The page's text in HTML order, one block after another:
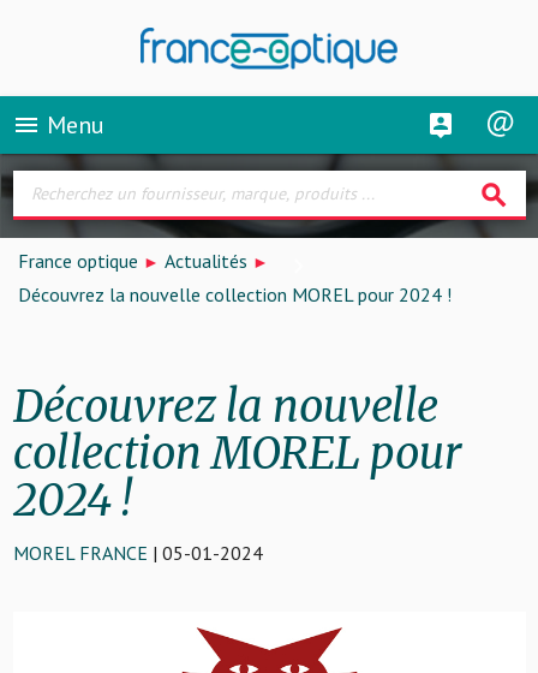
menu Menu
search
France optique
Actualités
Découvrez la nouvelle collection MOREL pour 2024 !
Découvrez la nouvelle
collection MOREL pour
2024 !
MOREL FRANCE | 05-01-2024